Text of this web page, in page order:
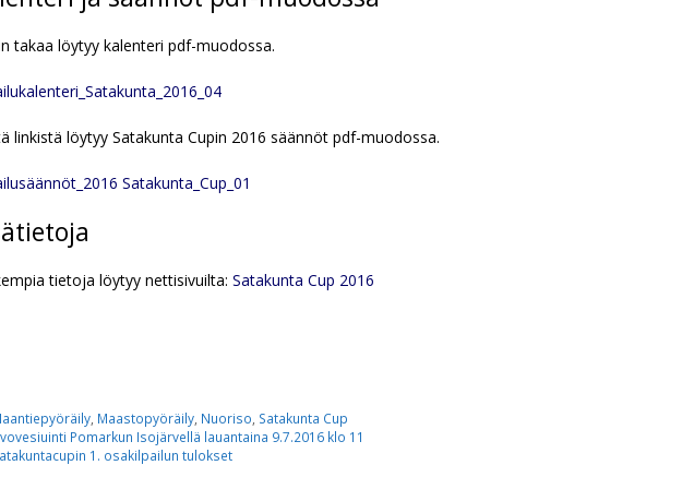
takaa löytyy kalenteri pdf-muodossa.
linkistä löytyy Satakunta Cupin 2016 säännöt pdf-muodossa.
Satakunta_Cup_01
tietoja löytyy nettisivuilta: Satakunta Cup 2016
, Maastopyöräily, Nuoriso Satakunta Cup
Pomarkun Isojärvellä lauantaina 9.7.2016 klo 11
1. osakilpailun tulokset